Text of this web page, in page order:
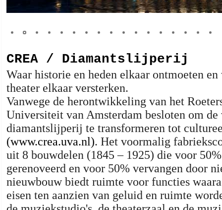
CREA / Diamantslijperij
Waar historie en heden elkaar ontmoeten
theater elkaar versterken.
Vanwege de herontwikkeling van het
Universiteit van Amsterdam besloten om
diamantslijperij te transformeren tot
(www.crea.uva.nl). Het voormalig
uit 8 bouwdelen (1845 – 1925) die voor
gerenoveerd en voor 50% vervangen door
nieuwbouw biedt ruimte voor functies
eisen ten aanzien van geluid en ruimte